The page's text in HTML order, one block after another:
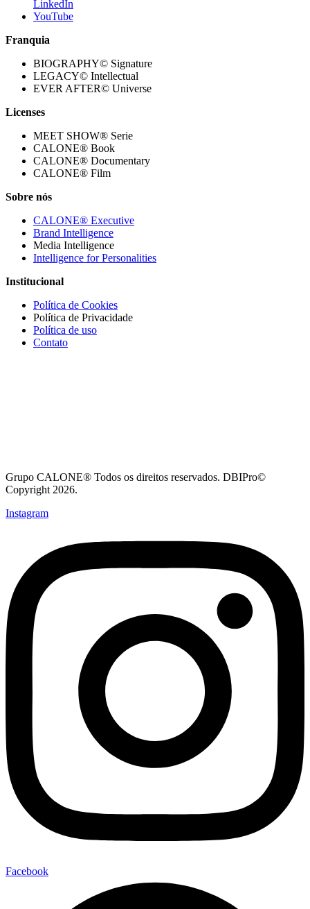
LinkedIn
YouTube
Franquia
BIOGRAPHY© Signature
LEGACY© Intellectual
EVER AFTER© Universe
Licenses
MEET SHOW® Serie
CALONE® Book
CALONE® Documentary
CALONE® Film
Sobre nós
CALONE® Executive
Brand Intelligence
Media Intelligence
Intelligence for Personalities
Institucional
Política de Cookies
Política de Privacidade
Política de uso
Contato
Grupo CALONE® Todos os direitos reservados. DBIPro©
Copyright 2026.
Instagram
Facebook